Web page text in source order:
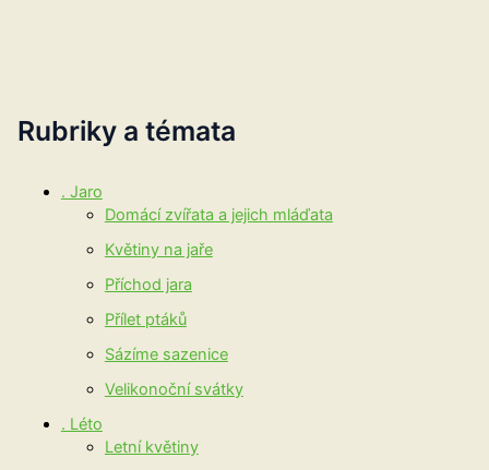
Rubriky a témata
. Jaro
Domácí zvířata a jejich mláďata
Květiny na jaře
Příchod jara
Přílet ptáků
Sázíme sazenice
Velikonoční svátky
. Léto
Letní květiny